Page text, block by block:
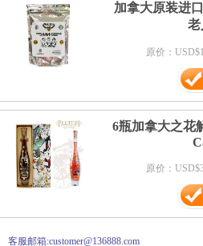
加拿大原装进
老
原价：
6瓶加拿大之花
原价：
客服邮箱:customer@136888.com